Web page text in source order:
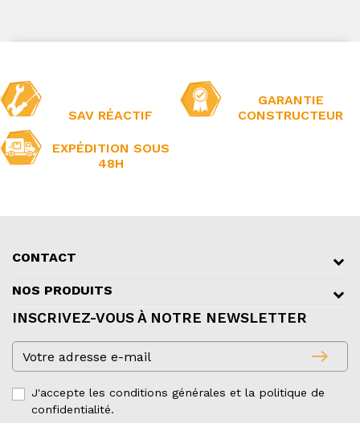
SAV RÉACTIF
GARANTIE
CONSTRUCTEUR
EXPÉDITION SOUS
48H
CONTACT
NOS PRODUITS
INSCRIVEZ-VOUS À NOTRE NEWSLETTER
east
J'accepte les conditions générales et la politique de
confidentialité.